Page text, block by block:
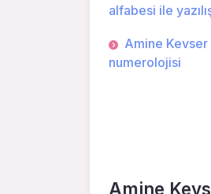
alfabesi ile
Amine Kevser
numerolojisi
Amine